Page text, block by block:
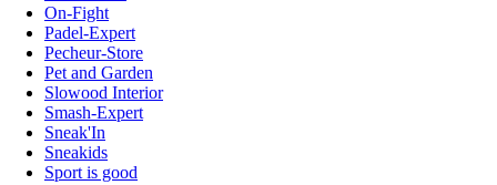
On-Fight
Padel-Expert
Pecheur-Store
Pet and Garden
Slowood Interior
Smash-Expert
Sneak'In
Sneakids
Sport is good